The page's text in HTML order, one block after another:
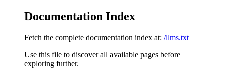
Documentation Index
Fetch the complete documentation index at: /llms.txt
Use this file to discover all available pages before
exploring further.